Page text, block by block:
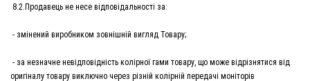
8.2.Продавець не несе відповідальності за:
- змінений виробником зовнішній вигляд Товару;
- за незначне невідповідність колірної гами товару, що може відрізнятися від
оригіналу товару виключно через різній колірній передачі моніторів